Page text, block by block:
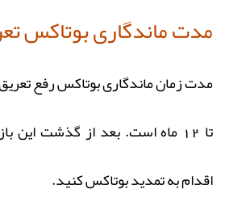
مدت ماندگاری بوتاکس
تا 12 ماه است. بعد از گذشت این
اقدام به تمدید بوتاکس کنید.